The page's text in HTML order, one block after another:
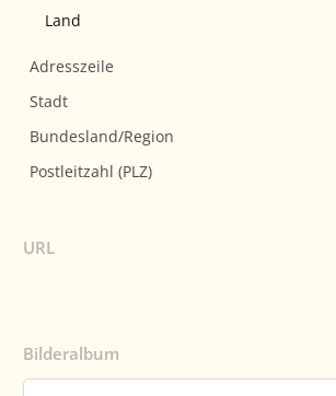
URL
Bilderalbum